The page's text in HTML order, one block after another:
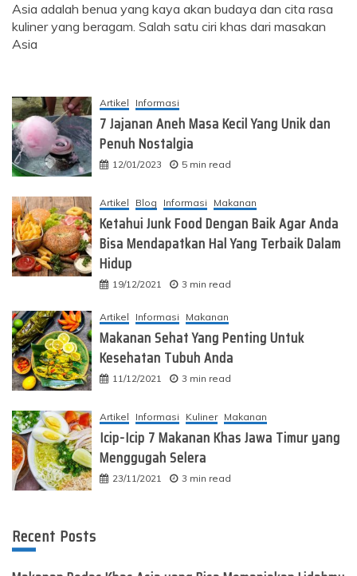
Asia adalah benua yang kaya akan budaya dan cita rasa
kuliner yang beragam. Salah satu ciri khas dari masakan
Asia
Artikel Informasi
7 Jajanan Aneh Masa Kecil Yang Unik dan
Penuh Nostalgia
12/01/2023 5 min read
Artikel Blog Informasi Makanan
Ketahui Junk Food Dengan Baik Agar Anda
Bisa Mendapatkan Hal Yang Terbaik Dalam
Hidup
19/12/2021 3 min read
Artikel Informasi Makanan
Makanan Sehat Yang Penting Untuk
Kesehatan Tubuh Anda
11/12/2021 3 min read
Artikel Informasi Kuliner Makanan
Icip-Icip 7 Makanan Khas Jawa Timur yang
Menggugah Selera
23/11/2021 3 min read
Recent Posts